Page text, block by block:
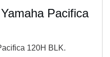
Pacifica
120H BLK.